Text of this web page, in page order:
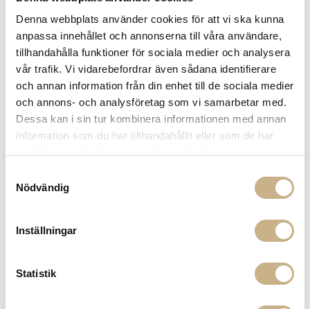
Denna webbplats använder cookies för att vi ska kunna
anpassa innehållet och annonserna till våra användare,
tillhandahålla funktioner för sociala medier och analysera
vår trafik. Vi vidarebefordrar även sådana identifierare
och annan information från din enhet till de sociala medier
och annons- och analysföretag som vi samarbetar med.
Dessa kan i sin tur kombinera informationen med annan
information som du har tillhandahållit eller som de har
Nödvändig
Inställningar
Statistik
nyhetsbrev
Fri frakt på mindra varor vid köp över 1000:-
900:- i frakt vid köp av större möbler
Hämta i butik
FRÅGA OSS OM PRODUKTEN
PRODUKTVARIANTER